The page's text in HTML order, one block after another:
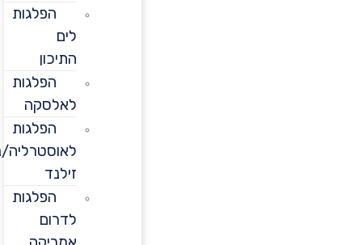
הפלגות
התיכון
הפלגות
לאלסקה
הפלגות
לאוסטרליה/ניו
הפלגות
לדרום